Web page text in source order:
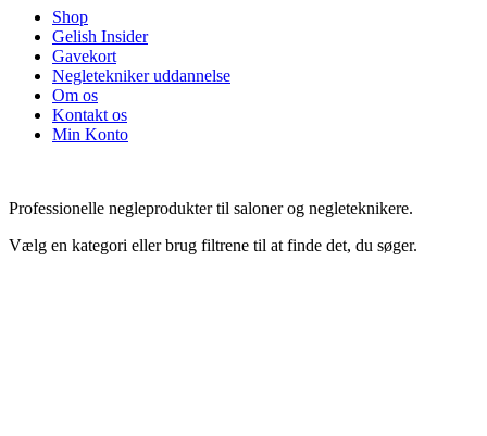
Shop
Gelish Insider
Gavekort
Negletekniker uddannelse
Om os
Kontakt os
Min Konto
Professionelle negleprodukter til saloner og negleteknikere.
Vælg en kategori eller brug filtrene til at finde det, du søger.